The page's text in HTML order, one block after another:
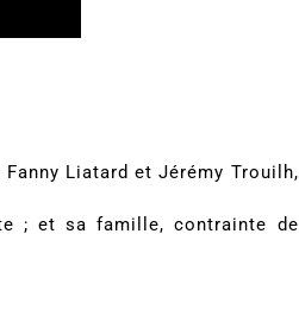
Liatard et Jérémy Trouilh,
; et sa famille, contrainte de